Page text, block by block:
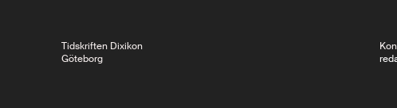
Tidskriften Dixikon
Göteborg